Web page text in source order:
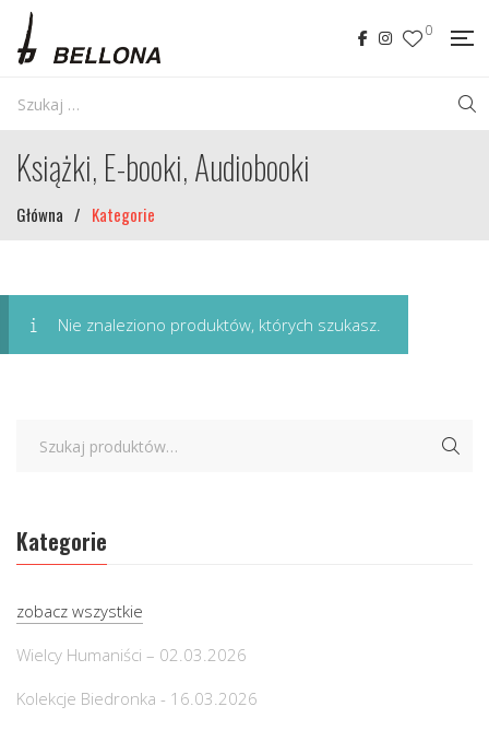
0
Książki, E-booki, Audiobooki
Główna / Kategorie
Nie znaleziono produktów, których szukasz.
Kategorie
zobacz wszystkie
Wielcy Humaniści – 02.03.2026
Kolekcje Biedronka - 16.03.2026